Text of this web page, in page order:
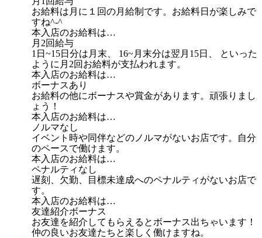
お給料は月に１回の月給制です。お給料日が楽しみで
すね^-^
本入店のお給料は…
月2回給与
1日~15日分は月末、 16~月末分は翌月15日、 といった
ように月2回お給料が支払われます。
本入店のお給料は…
ボーナスあり
お給料の他にボーナスや賞金があります。頑張りまし
ょう！
本入店のお給料は…
ノルマなし
イベント時や同伴などのノルマがないお店です。自分
のペースで働けます。
本入店のお給料は…
ペナルティなし
遅刻、欠勤、目標未達成へのペナルティがないお店で
す。
本入店のお給料は…
友達紹介ボーナス
お友達を紹介してもらえるとボーナス出ちゃいます！
仲の良いお友達たちと楽しく働けますね。